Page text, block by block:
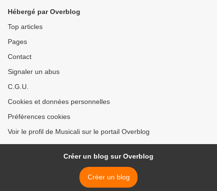
et les musiques
manuscrites du moyen-âge
Hébergé par Overblog
Top articles
Pages
Contact
Signaler un abus
C.G.U.
Cookies et données personnelles
Préférences cookies
Voir le profil de Musicali sur le portail Overblog
Créer un blog sur Overblog
Créer un blog